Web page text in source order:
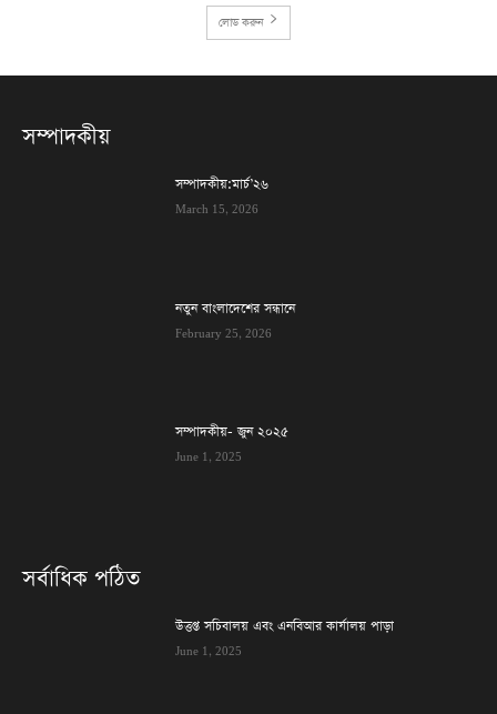
লোড করুন
সম্পাদকীয়
সম্পাদকীয়:মার্চ’২৬
March 15, 2026
নতুন বাংলাদেশের সন্ধানে
February 25, 2026
সম্পাদকীয়- জুন ২০২৫
June 1, 2025
সর্বাধিক পঠিত
উত্তপ্ত সচিবালয় এবং এনবিআর কার্যালয় পাড়া
June 1, 2025